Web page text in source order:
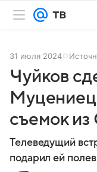
31 июля 2024
Чуйков
съемок
Телеведущий
подарил ей